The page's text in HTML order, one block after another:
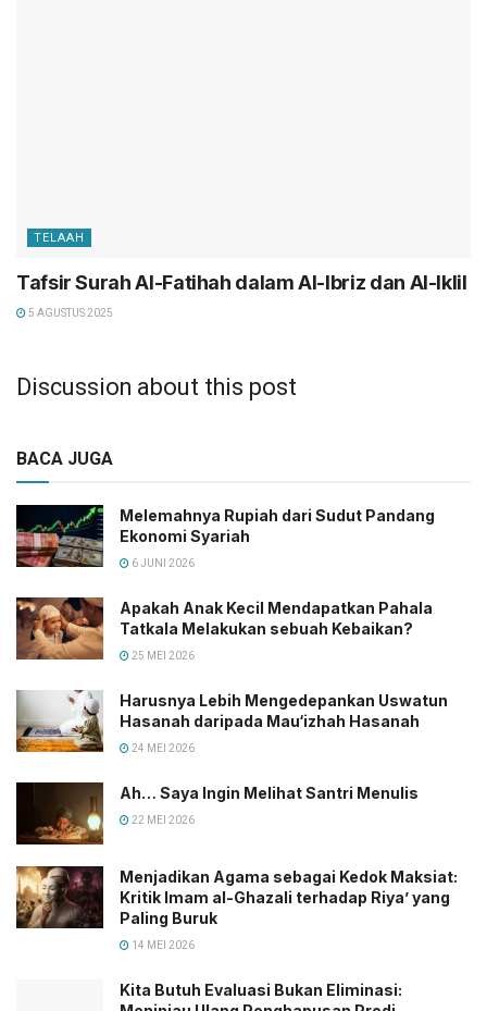
TELAAH
Tafsir Surah Al-Fatihah dalam Al-Ibriz dan Al-Iklil
5 AGUSTUS 2025
Discussion about this post
BACA JUGA
Melemahnya Rupiah dari Sudut Pandang
Ekonomi Syariah
6 JUNI 2026
Apakah Anak Kecil Mendapatkan Pahala
Tatkala Melakukan sebuah Kebaikan?
25 MEI 2026
Harusnya Lebih Mengedepankan Uswatun
Hasanah daripada Mau‘izhah Hasanah
24 MEI 2026
Ah… Saya Ingin Melihat Santri Menulis
22 MEI 2026
Menjadikan Agama sebagai Kedok Maksiat:
Kritik Imam al-Ghazali terhadap Riya’ yang
Paling Buruk
14 MEI 2026
Kita Butuh Evaluasi Bukan Eliminasi: